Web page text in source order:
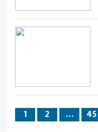
1 2 … 45